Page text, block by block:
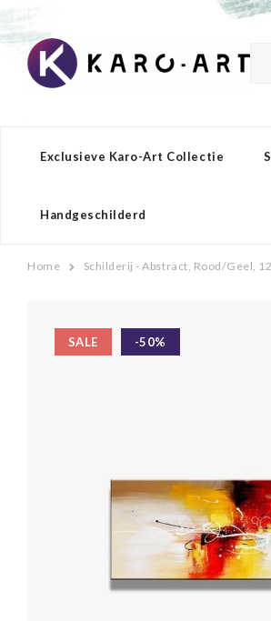
Exclusieve Karo-Art Collectie
Handgeschilderd
Home Schilderij - Abstract, Rood/Geel,
SALE -50%